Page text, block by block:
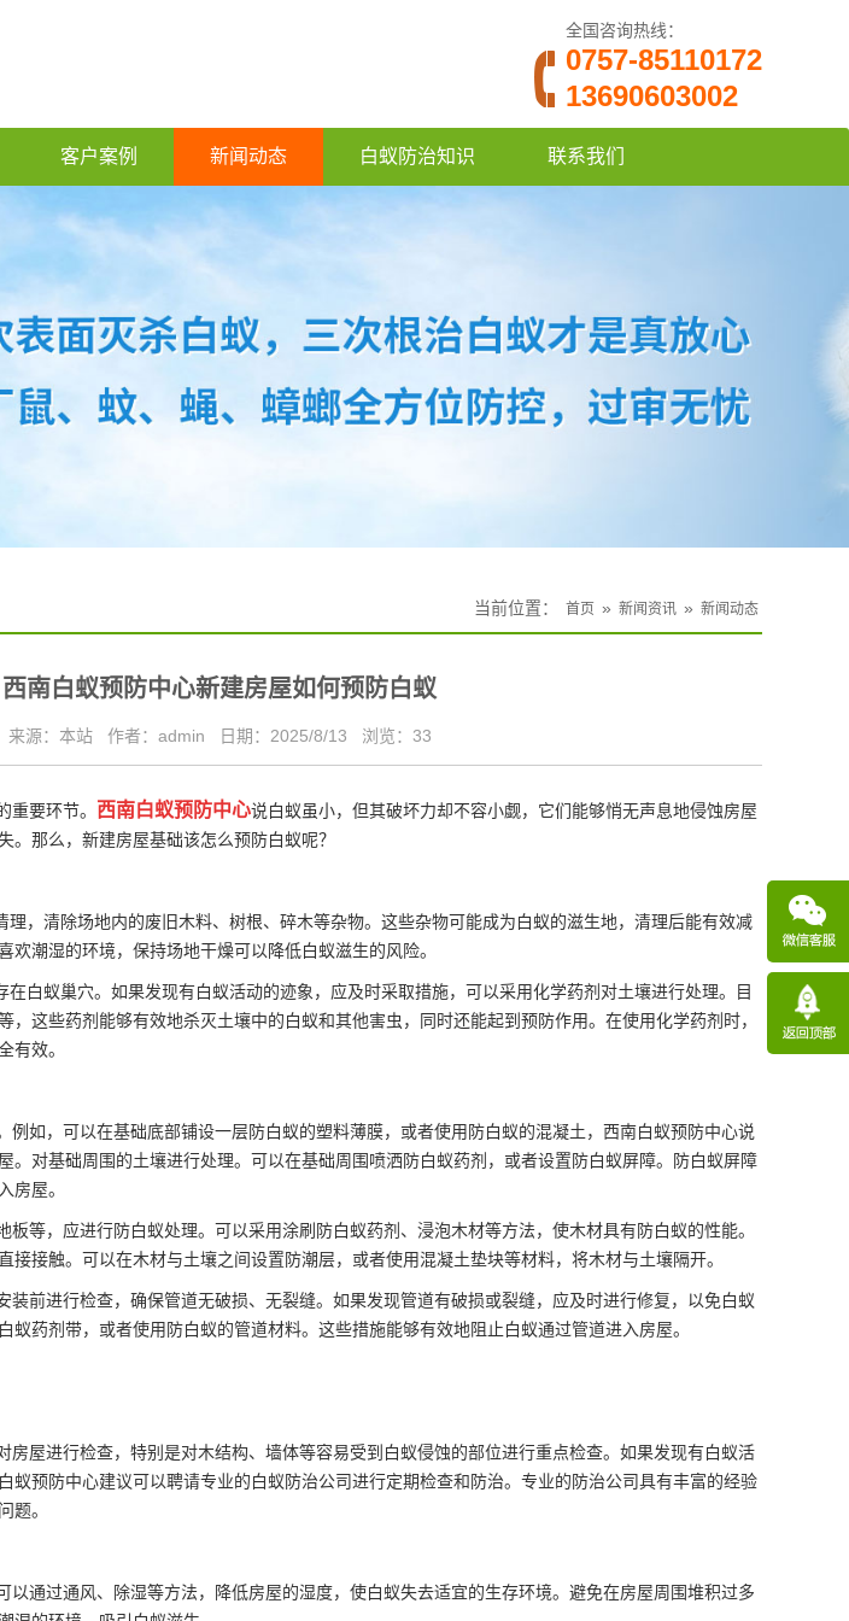
全国咨询热线：
0757-85110172
13690603002
客户案例 新闻动态 白蚁防治知识 联系我们
当前位置： 首页 » 新闻资讯 » 新闻动态
西南白蚁预防中心新建房屋如何预防白蚁
来源：本站 作者：admin 日期：2025/8/13 浏览： 33
要环节。 西南白蚁预防中心说白蚁虽小，但其破坏力却不容小觑，它们能够悄无声息地侵蚀房屋
。那么，新建房屋基础该怎么预防白蚁呢？
，清除场地内的废旧木料、树根、碎木等杂物。这些杂物可能成为白蚁的滋生地，清理后能有效减
潮湿的环境，保持场地干燥可以降低白蚁滋生的风险。
白蚁巢穴。如果发现有白蚁活动的迹象，应及时采取措施，可以采用化学药剂对土壤进行处理。目
，这些药剂能够有效地杀灭土壤中的白蚁和其他害虫，同时还能起到预防作用。在使用化学药剂时，
有效。
如，可以在基础底部铺设一层防白蚁的塑料薄膜，或者使用防白蚁的混凝土，西南白蚁预防中心说
。对基础周围的土壤进行处理。可以在基础周围喷洒防白蚁药剂，或者设置防白蚁屏障。防白蚁屏障
房屋。
等，应进行防白蚁处理。可以采用涂刷防白蚁药剂、浸泡木材等方法，使木材具有防白蚁的性能。
接接触。可以在木材与土壤之间设置防潮层，或者使用混凝土垫块等材料，将木材与土壤隔开。
装前进行检查，确保管道无破损、无裂缝。如果发现管道有破损或裂缝，应及时进行修复，以免白蚁
蚁药剂带，或者使用防白蚁的管道材料。这些措施能够有效地阻止白蚁通过管道进入房屋。
屋进行检查，特别是对木结构、墙体等容易受到白蚁侵蚀的部位进行重点检查。如果发现有白蚁活
蚁预防中心建议可以聘请专业的白蚁防治公司进行定期检查和防治。专业的防治公司具有丰富的经验
题。
通过通风、除湿等方法，降低房屋的湿度，使白蚁失去适宜的生存环境。 避免在房屋周围堆积过多